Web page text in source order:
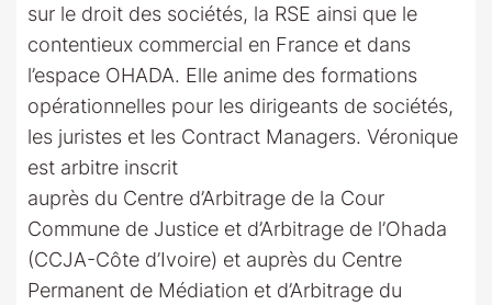
sur le droit des sociétés, la RSE ainsi que le
contentieux commercial en France et dans
l’espace OHADA. Elle anime des formations
opérationnelles pour les dirigeants de sociétés,
les juristes et les Contract Managers. Véronique
est arbitre inscrit
auprès du Centre d’Arbitrage de la Cour
Commune de Justice et d’Arbitrage de l’Ohada
(CCJA-Côte d’Ivoire) et auprès du Centre
Permanent de Médiation et d’Arbitrage du